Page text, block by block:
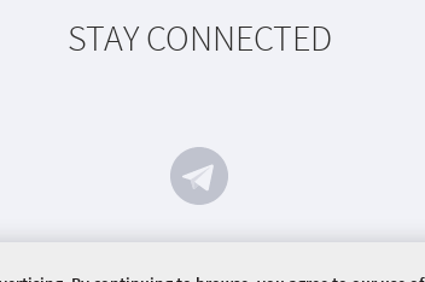
STAY CONNECTED